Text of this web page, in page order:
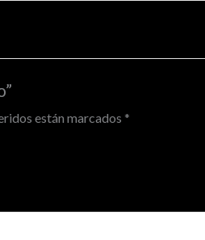
están marcados *